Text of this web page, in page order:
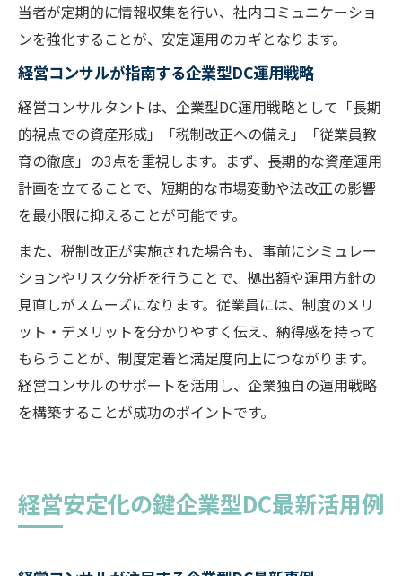
当者が定期的に情報収集を行い、社内コミュニケーショ
ンを強化することが、安定運用のカギとなります。
経営コンサルが指南する企業型DC運用戦略
経営コンサルタントは、企業型DC運用戦略として「長期
的視点での資産形成」「税制改正への備え」「従業員教
育の徹底」の3点を重視します。まず、長期的な資産運用
計画を立てることで、短期的な市場変動や法改正の影響
を最小限に抑えることが可能です。
また、税制改正が実施された場合も、事前にシミュレー
ションやリスク分析を行うことで、拠出額や運用方針の
見直しがスムーズになります。従業員には、制度のメリ
ット・デメリットを分かりやすく伝え、納得感を持って
もらうことが、制度定着と満足度向上につながります。
経営コンサルのサポートを活用し、企業独自の運用戦略
を構築することが成功のポイントです。
経営安定化の鍵企業型DC最新活用例